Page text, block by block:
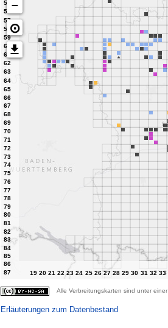
−
⊙
Alle Verbreitungskarten sind unter einer
Erläuterungen zum Datenbestand